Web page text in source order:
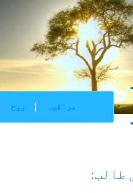
روح مراقبہ
طالب: